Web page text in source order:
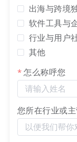
因友链内容在对方
内容导致自身网站
容（标题、链接
对于不需要的友
除后，双方所交
出海与跨境
软件工具与
行业与用户
其他
怎么称呼您
您所在行业或